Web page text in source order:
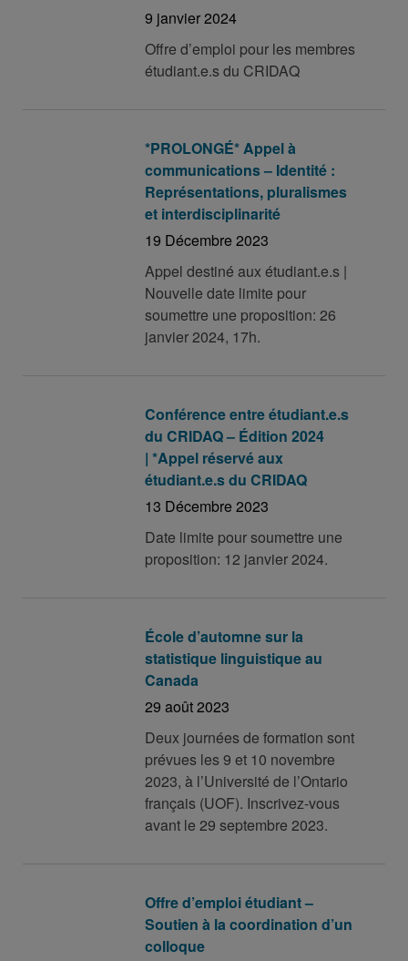
9 janvier 2024
Offre d’emploi pour les membres
étudiant.e.s du CRIDAQ
*PROLONGÉ* Appel à
communications – Identité :
Représentations, pluralismes
et interdisciplinarité
19 Décembre 2023
Appel destiné aux étudiant.e.s |
Nouvelle date limite pour
soumettre une proposition: 26
janvier 2024, 17h.
Conférence entre étudiant.e.s
du CRIDAQ – Édition 2024
| *Appel réservé aux
étudiant.e.s du CRIDAQ
13 Décembre 2023
Date limite pour soumettre une
proposition: 12 janvier 2024.
École d’automne sur la
statistique linguistique au
Canada
29 août 2023
Deux journées de formation sont
prévues les 9 et 10 novembre
2023, à l’Université de l’Ontario
français (UOF). Inscrivez-vous
avant le 29 septembre 2023.
Offre d’emploi étudiant –
Soutien à la coordination d’un
colloque